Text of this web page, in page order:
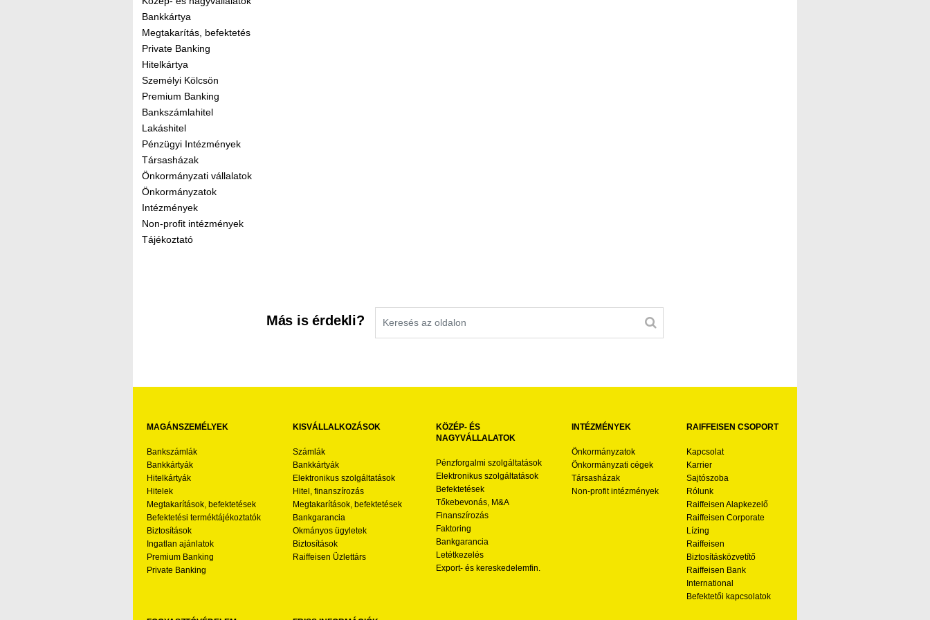
Bankkártya
Megtakarítás, befektetés
Private Banking
Hitelkártya
Személyi Kölcsön
Premium Banking
Bankszámlahitel
Lakáshitel
Pénzügyi Intézmények
Társasházak
Önkormányzati vállalatok
Önkormányzatok
Intézmények
Non-profit intézmények
Tájékoztató
Más is érdekli?
MAGÁNSZEMÉLYEK
Bankszámlák
Bankkártyák
Hitelkártyák
Hitelek
Megtakarítások, befektetések
Befektetési terméktájékoztatók
Biztosítások
Ingatlan ajánlatok
Premium Banking
Private Banking
KISVÁLLALKOZÁSOK
Számlák
Bankkártyák
Elektronikus szolgáltatások
Hitel, finanszírozás
Megtakarítások, befektetések
Bankgarancia
Okmányos ügyletek
Biztosítások
Raiffeisen Üzlettárs
KÖZÉP- ÉS
NAGYVÁLLALATOK
Pénzforgalmi szolgáltatások
Elektronikus szolgáltatások
Befektetések
Tőkebevonás, M&A
Finanszírozás
Faktoring
Bankgarancia
Letétkezelés
Export- és kereskedelemfin.
INTÉZMÉNYEK
Önkormányzatok
Önkormányzati cégek
Társasházak
Non-profit intézmények
RAIFFEISEN CSOPORT
Kapcsolat
Karrier
Sajtószoba
Rólunk
Raiffeisen Alapkezelő
Raiffeisen Corporate
Lízing
Raiffeisen
Biztosításközvetítő
Raiffeisen Bank
International
Befektetői kapcsolatok